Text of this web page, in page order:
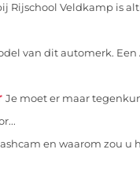
Rijschool Veldkamp is
van dit automerk.
Je moet er maar
en waarom zou u